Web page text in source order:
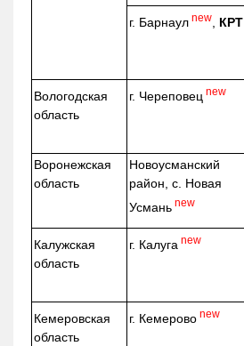
г. Барнаул new КРТ
Вологодская
область
г. Череповец new
Воронежская
область
Новоусманский
район, с. Новая
Усмань new
Калужская
область
г. Калуга new
Кемеровская
область
г. Кемерово new